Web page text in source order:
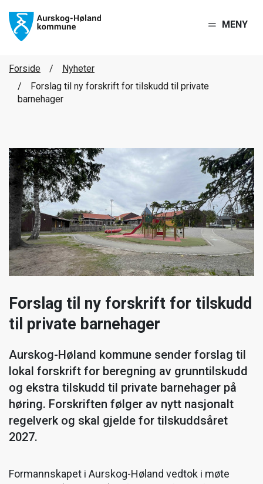
MENY
Forside
Nyheter
Forslag til ny forskrift for tilskudd til private
barnehager
Forslag til ny forskrift for tilskudd
til private barnehager
Aurskog-Høland kommune sender forslag til
lokal forskrift for beregning av grunntilskudd
og ekstra tilskudd til private barnehager på
høring. Forskriften følger av nytt nasjonalt
regelverk og skal gjelde for tilskuddsåret
2027.
Formannskapet i Aurskog-Høland vedtok i møte